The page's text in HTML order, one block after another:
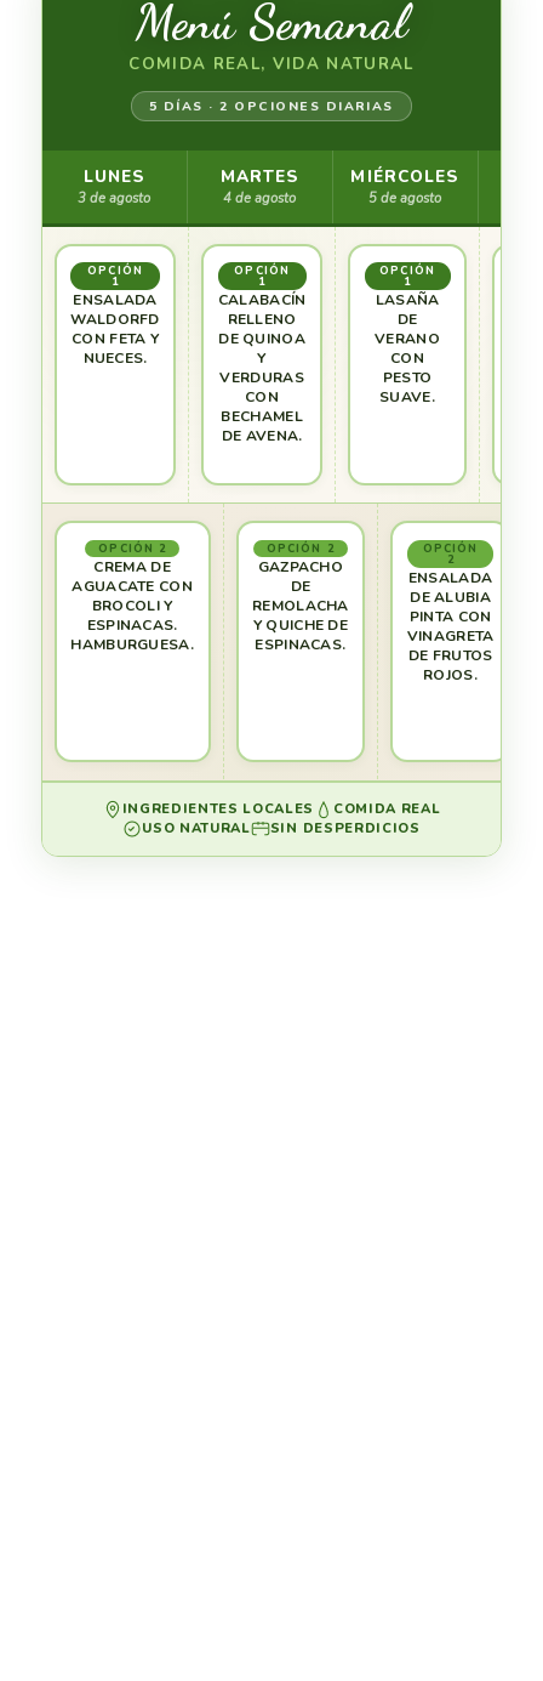
Menú Semanal
COMIDA REAL, VIDA NATURAL
5 DÍAS · 2 OPCIONES DIARIAS
LUNES
3 de agosto
MARTES
4 de agosto
MIÉRCOLES
5 de agosto
1
ENSALADA
WALDORFD
CON FETA Y
NUECES.
1
CALABACÍN
RELLENO
DE QUINOA
Y
VERDURAS
CON
BECHAMEL
DE AVENA.
1
LASAÑA
DE
VERANO
CON
PESTO
SUAVE.
2
CREMA DE
AGUACATE CON
BROCOLI Y
ESPINACAS.
HAMBURGUESA.
2
GAZPACHO
DE
REMOLACHA
Y QUICHE DE
ESPINACAS.
2
ENSALADA
DE ALUBIA
PINTA CON
VINAGRETA
DE FRUTOS
ROJOS.
INGREDIENTES LOCALES
COMIDA REAL
USO NATURAL
SIN DESPERDICIOS